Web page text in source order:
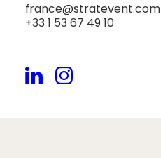
france@stratevent.com
+33 1 53 67 49 10